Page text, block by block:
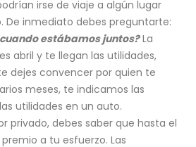
irse de viaje a algún lugar
De inmediato debes preguntarte:
estábamos juntos?La
abril y te llegan las utilidades,
dejes convencer por quien te
meses, te indicamos las
utilidades en un auto.
privado, debes saber que hasta el
a tu esfuerzo. Las